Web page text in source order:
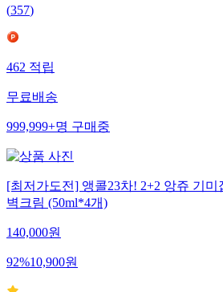
(357)
462적립
무료배송
999,999+명구매중
[최저가도전] 앵콜23차! 2+2 앙쥬 기
벽크림 (50ml*4개)
140,000원
92%10,900원